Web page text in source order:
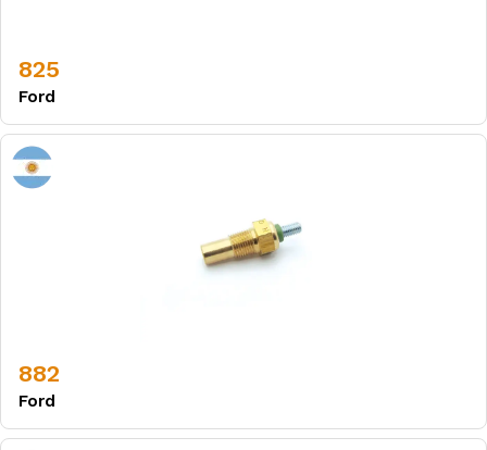
825
Ford
882
Ford